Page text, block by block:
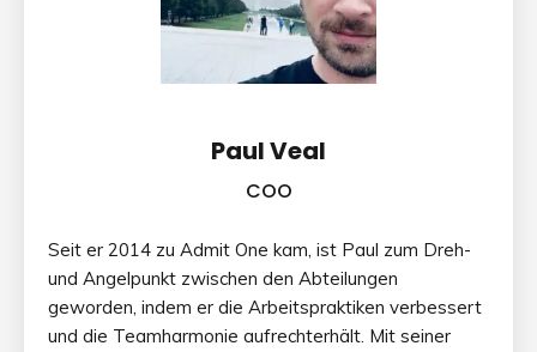
Paul Veal
COO
Seit er 2014 zu Admit One kam, ist Paul zum Dreh-
und Angelpunkt zwischen den Abteilungen
geworden, indem er die Arbeitspraktiken verbessert
und die Teamharmonie aufrechterhält. Mit seiner